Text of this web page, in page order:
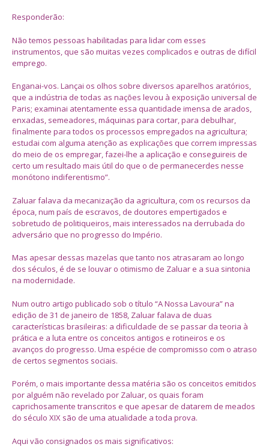
Responderão:
Não temos pessoas habilitadas para lidar com esses
instrumentos, que são muitas vezes complicados e outras de difícil
emprego.
Enganai-vos. Lançai os olhos sobre diversos aparelhos aratórios,
que a indústria de todas as nações levou à exposição universal de
Paris; examinai atentamente essa quantidade imensa de arados,
enxadas, semeadores, máquinas para cortar, para debulhar,
finalmente para todos os processos empregados na agricultura;
estudai com alguma atenção as explicações que correm impressas
do meio de os empregar, fazei-lhe a aplicação e conseguireis de
certo um resultado mais útil do que o de permanecerdes nesse
monótono indiferentismo”.
Zaluar falava da mecanização da agricultura, com os recursos da
época, num país de escravos, de doutores empertigados e
sobretudo de politiqueiros, mais interessados na derrubada do
adversário que no progresso do Império.
Mas apesar dessas mazelas que tanto nos atrasaram ao longo
dos séculos, é de se louvar o otimismo de Zaluar e a sua sintonia
na modernidade.
Num outro artigo publicado sob o título “A Nossa Lavoura” na
edição de 31 de janeiro de 1858, Zaluar falava de duas
características brasileiras: a dificuldade de se passar da teoria à
prática e a luta entre os conceitos antigos e rotineiros e os
avanços do progresso. Uma espécie de compromisso com o atraso
de certos segmentos sociais.
Porém, o mais importante dessa matéria são os conceitos emitidos
por alguém não revelado por Zaluar, os quais foram
caprichosamente transcritos e que apesar de datarem de meados
do século XIX são de uma atualidade a toda prova.
Aqui vão consignados os mais significativos: